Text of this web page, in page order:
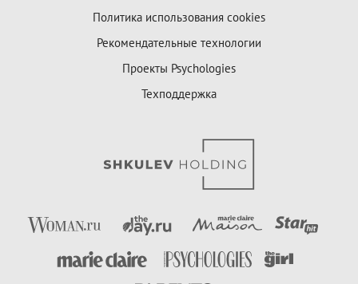
Политика использования cookies
Рекомендательные технологии
Проекты Psychologies
Техподдержка